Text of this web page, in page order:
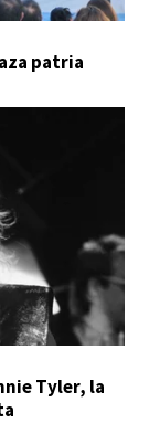
patria
Tyler, la